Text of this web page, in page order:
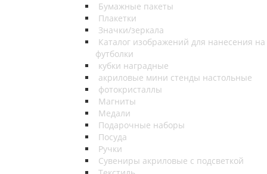
Бумажные пакеты
Плакетки
Значки/зеркала
Каталог изображений для нанесения на
футболки
кубки наградные
акриловые мини стенды настольные
фотокристаллы
Магниты
Медали
Подарочные наборы
Посуда
Ручки
Сувениры акриловые с подсветкой